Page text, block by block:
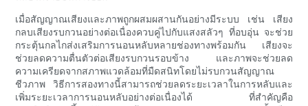
เมื่อสัญญาณเสียงและภาพถูกผสมผสานกันอย่างมีระบบ เช่น เสียง
กลบเสียงรบกวนอย่างต่อเนื่องควบคู่ไปกับแสงสลัวๆ ที่อบอุ่น จะช่วย
กระตุ้นกลไกส่งเสริมการนอนหลับหลายช่องทางพร้อมกัน เสียงจะ
ช่วยลดความตื่นตัวต่อเสียงรบกวนรอบข้าง และภาพจะช่วยลด
ความเครียดจากสภาพแวดล้อมที่มืดสนิทโดยไม่รบกวนสัญญาณ
ชีวภาพ วิธีการสองทางนี้สามารถช่วยลดระยะเวลาในการหลับและ
เพิ่มระยะเวลาการนอนหลับอย่างต่อเนื่องได้ ที่สำคัญคือ